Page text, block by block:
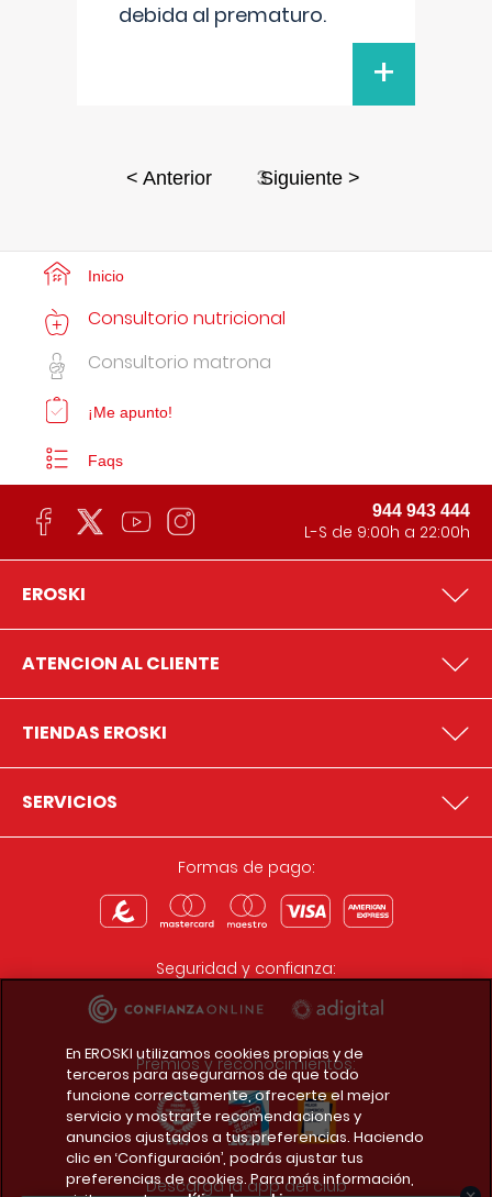
debida al prematuro.
+
< Anterior 3Siguiente >
Inicio
Consultorio nutricional
Consultorio matrona
¡Me apunto!
Faqs
944 943 444
L-S de 9:00h a 22:00h
EROSKI
ATENCION AL CLIENTE
TIENDAS EROSKI
SERVICIOS
Formas de pago:
Seguridad y confianza:
Premios y reconocimientos:
Descarga la app del club
En EROSKI utilizamos cookies propias y de
terceros para asegurarnos de que todo
funcione correctamente, ofrecerte el mejor
servicio y mostrarte recomendaciones y
anuncios ajustados a tus preferencias. Haciendo
clic en ‘Configuración’, podrás ajustar tus
preferencias de cookies. Para más información,